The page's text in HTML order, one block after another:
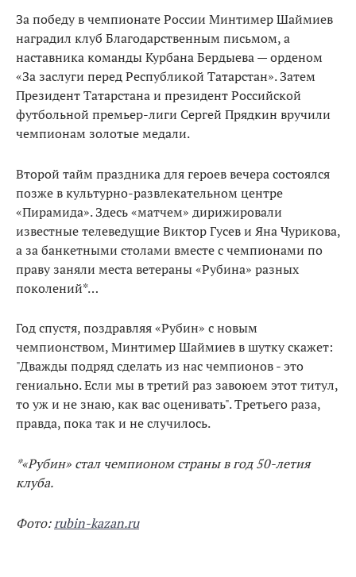
За победу в чемпионате России Минтимер Шаймиев
наградил клуб Благодарственным письмом, а
наставника команды Курбана Бердыева — орденом
«За заслуги перед Республикой Татарстан». Затем
Президент Татарстана и президент Российской
футбольной премьер-лиги Сергей Прядкин вручили
чемпионам золотые медали.
Второй тайм праздника для героев вечера состоялся
позже в культурно-развлекательном центре
«Пирамида». Здесь «матчем» дирижировали
известные телеведущие Виктор Гусев и Яна Чурикова,
а за банкетными столами вместе с чемпионами по
праву заняли места ветераны «Рубина» разных
поколений*…
Год спустя, поздравляя «Рубин» с новым
чемпионством, Минтимер Шаймиев в шутку скажет:
"Дважды подряд сделать из нас чемпионов - это
гениально. Если мы в третий раз завоюем этот титул,
то уж и не знаю, как вас оценивать". Третьего раза,
правда, пока так и не случилось.
*«Рубин» стал чемпионом страны в год 50-летия
клуба.
Фото:rubin-kazan.ru